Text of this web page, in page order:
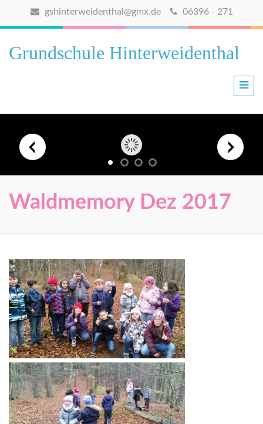
gshinterweidenthal@gmx.de 06396 - 271
Grundschule Hinterweidenthal
Waldmemory Dez 2017